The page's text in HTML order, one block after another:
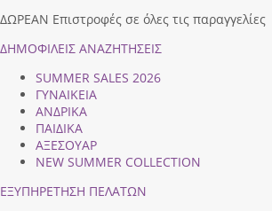
ΔΩΡΕΑΝ Επιστροφές σε όλες τις παραγγελίες
ΔΗΜΟΦΙΛEIΣ ΑΝΑΖΗΤΗΣΕΙΣ
SUMMER SALES 2026
ΓΥΝΑΙΚΕΙΑ
ΑΝΔΡΙΚΑ
ΠΑΙΔΙΚΑ
ΑΞΕΣΟΥΑΡ
NEW SUMMER COLLECTION
ΕΞΥΠΗΡΕΤΗΣΗ ΠΕΛΑΤΩΝ